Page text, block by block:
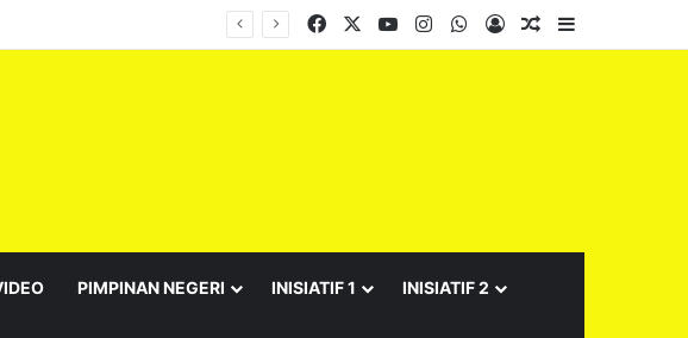
Facebook YouTubeInstagramWhatsApp
Log InRandom Article
PIMPINAN NEGERI INISIATIF 1 INISIATIF 2